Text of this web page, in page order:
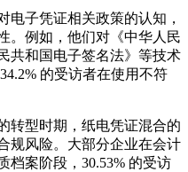
电子凭证相关政策的认知，
。例如，他们对《中华人民
共和国电子签名法》等技术
的受访者在使用不符
转型时期，纸电凭证混合的
规风险。大部分企业在会计
档案阶段，30.53% 的受访